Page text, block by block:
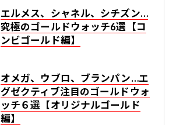
エルメス、シャネル、シチズン…
究極のゴールドウォッチ6選【コ
ンビゴールド編】
オメガ、ウブロ、ブランパン…エ
グゼクティブ注目のゴールドウォ
ッチ６選【オリジナルゴールド
編】